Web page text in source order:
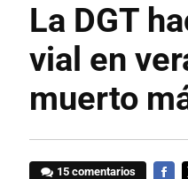
La DGT
vial en
muerto
15 comentarios